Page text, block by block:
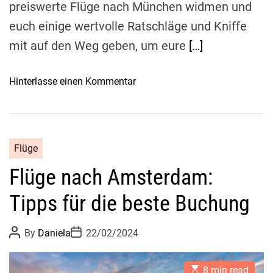
?
r
n
s
o
f
a
e
u
preiswerte Flüge nach München widmen und
euch einige wertvolle Ratschläge und Kniffe
mit auf den Weg geben, um eure […]
Hinterlasse einen Kommentaro
G
t
g
F
ü
Flüge
Flüge nach Amsterdam:
Tipps für die beste Buchung
P
o
s
By DanielaP
o
s
t
D
22/02/2024
E
8 min read